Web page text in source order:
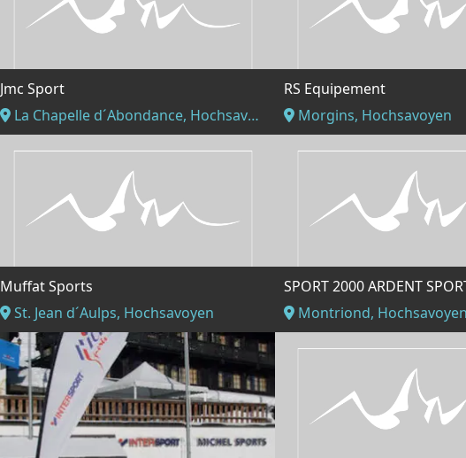
Jmc Sport
La Chapelle d´Abondance, Hochsavoyen
RS Equipement
Morgins, Hochsavoyen
Muffat Sports
St. Jean d´Aulps, Hochsavoyen
SPORT 2000 ARDENT
Montriond,